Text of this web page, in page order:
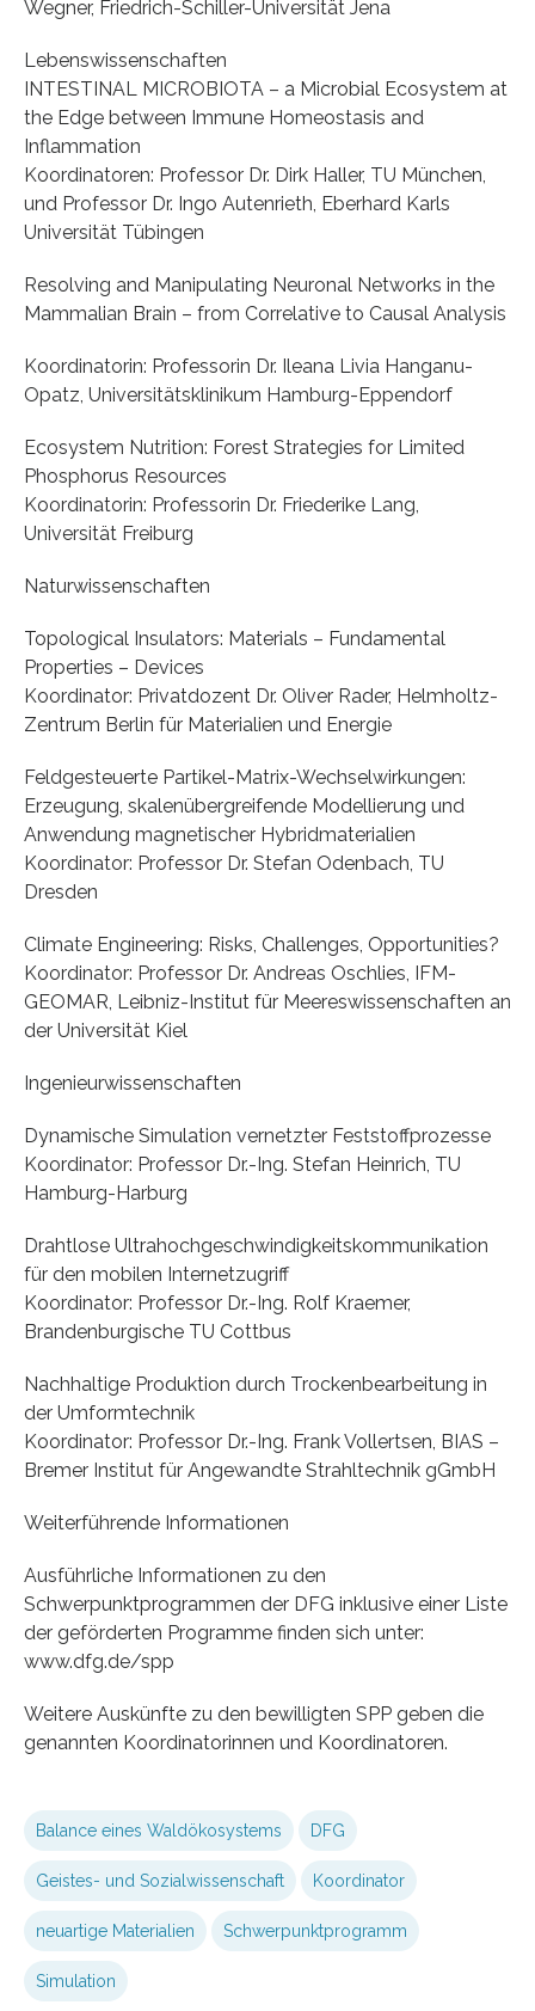
Wegner, Friedrich-Schiller-Universität Jena
Lebenswissenschaften
INTESTINAL MICROBIOTA – a Microbial Ecosystem at
the Edge between Immune Homeostasis and
Inflammation
Koordinatoren: Professor Dr. Dirk Haller, TU München,
und Professor Dr. Ingo Autenrieth, Eberhard Karls
Universität Tübingen
Resolving and Manipulating Neuronal Networks in the
Mammalian Brain – from Correlative to Causal Analysis
Koordinatorin: Professorin Dr. Ileana Livia Hanganu-
Opatz, Universitätsklinikum Hamburg-Eppendorf
Ecosystem Nutrition: Forest Strategies for Limited
Phosphorus Resources
Koordinatorin: Professorin Dr. Friederike Lang,
Universität Freiburg
Naturwissenschaften
Topological Insulators: Materials – Fundamental
Properties – Devices
Koordinator: Privatdozent Dr. Oliver Rader, Helmholtz-
Zentrum Berlin für Materialien und Energie
Feldgesteuerte Partikel-Matrix-Wechselwirkungen:
Erzeugung, skalenübergreifende Modellierung und
Anwendung magnetischer Hybridmaterialien
Koordinator: Professor Dr. Stefan Odenbach, TU
Dresden
Climate Engineering: Risks, Challenges, Opportunities?
Koordinator: Professor Dr. Andreas Oschlies, IFM-
GEOMAR, Leibniz-Institut für Meereswissenschaften an
der Universität Kiel
Ingenieurwissenschaften
Dynamische Simulation vernetzter Feststoffprozesse
Koordinator: Professor Dr.-Ing. Stefan Heinrich, TU
Hamburg-Harburg
Drahtlose Ultrahochgeschwindigkeitskommunikation
für den mobilen Internetzugriff
Koordinator: Professor Dr.-Ing. Rolf Kraemer,
Brandenburgische TU Cottbus
Nachhaltige Produktion durch Trockenbearbeitung in
der Umformtechnik
Koordinator: Professor Dr.-Ing. Frank Vollertsen, BIAS –
Bremer Institut für Angewandte Strahltechnik gGmbH
Weiterführende Informationen
Ausführliche Informationen zu den
Schwerpunktprogrammen der DFG inklusive einer Liste
der geförderten Programme finden sich unter:
www.dfg.de/spp
Weitere Auskünfte zu den bewilligten SPP geben die
genannten Koordinatorinnen und Koordinatoren.
Balance eines Waldökosystems DFG
Geistes- und Sozialwissenschaft Koordinator
neuartige Materialien Schwerpunktprogramm
Simulation